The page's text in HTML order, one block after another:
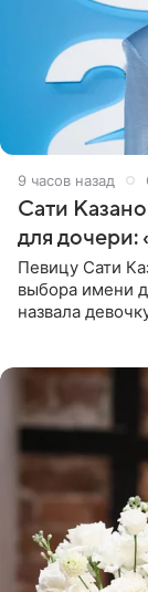
9 часов назад
Сати
для дочери:
Певицу Сати
выбора имени
назвала